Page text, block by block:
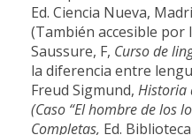
Ed. Ciencia Nueva,
(También accesible por
Saussure, F, Curso de
la diferencia entre
Freud Sigmund, Historia
(Caso “El hombre de los
Completas, Ed.